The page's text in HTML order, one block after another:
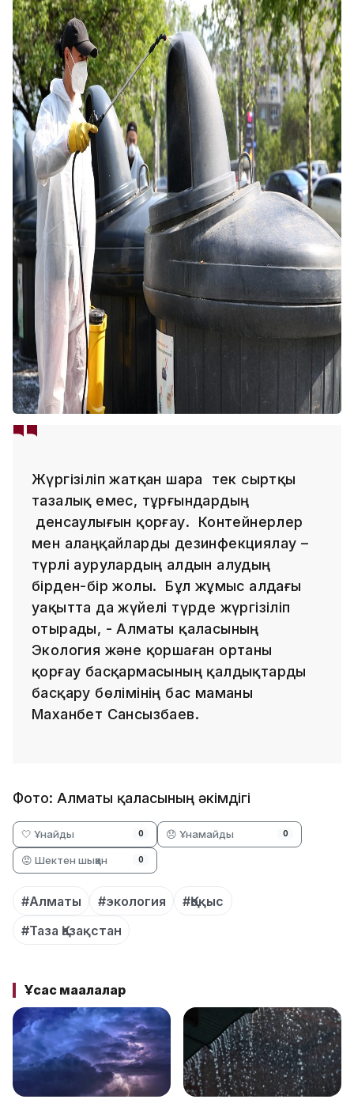
Жүргізіліп жатқан шара тек сыртқы
тазалық емес, тұрғындардың
денсаулығын қорғау. Контейнерлер
мен алаңқайларды дезинфекциялау –
түрлі аурулардың алдын алудың
бірден-бір жолы. Бұл жұмыс алдағы
уақытта да жүйелі түрде жүргізіліп
отырады, - Алматы қаласының
Экология және қоршаған ортаны
қорғау басқармасының қалдықтарды
басқару бөлімінің бас маманы
Маханбет Сансызбаев.
Фото: Алматы қаласының әкімдігі
🤍 Ұнайды 0 😞 Ұнамайды 0
😡 Шектен шыққан 0
#Алматы #экология
#Қоқыс
#Таза Қазақстан
Ұқсас мақалалар